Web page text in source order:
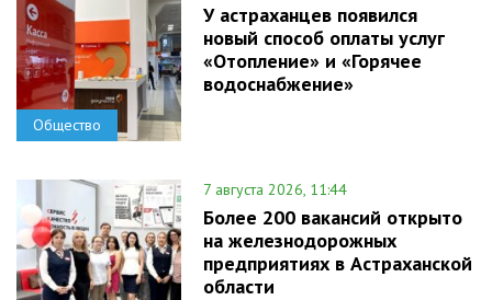
Общество
У астраханцев появился
новый способ оплаты услуг
«Отопление» и «Горячее
водоснабжение»
7 августа 2026, 11:44
Более 200 вакансий открыто
на железнодорожных
предприятиях в Астраханской
области